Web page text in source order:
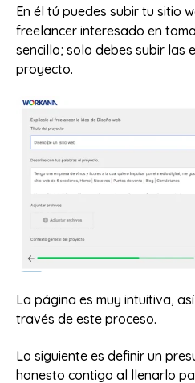
En él tú puedes subir tu sitio
freelancer interesado en
sencillo; solo debes subir las
proyecto.
La página es muy intuitiva,
través de este proceso.
Lo siguiente es definir un
honesto contigo al llenarlo